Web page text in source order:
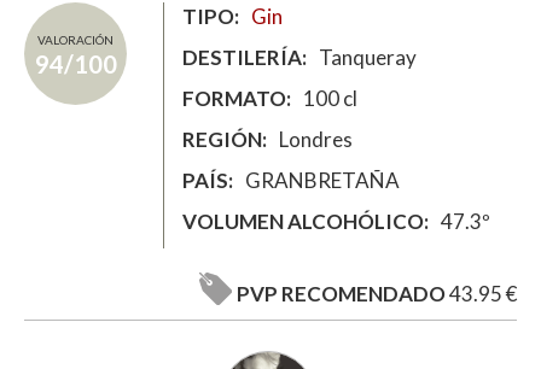
VALORACIÓN
94/100
TIPO
Gin
DESTILERÍA
Tanqueray
FORMATO
100 cl
REGIÓN
Londres
PAÍS
GRANBRETAÑA
VOLUMEN ALCOHÓLICO
47.3º
PVP RECOMENDADO43.95 €